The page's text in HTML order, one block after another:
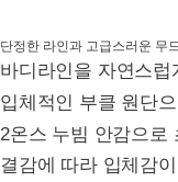
단정한 라인과 고급스러운 무
바디라인을 자연스
입체적인 부클 원단
2온스 누빔 안감으로
결감에 따라 입체감